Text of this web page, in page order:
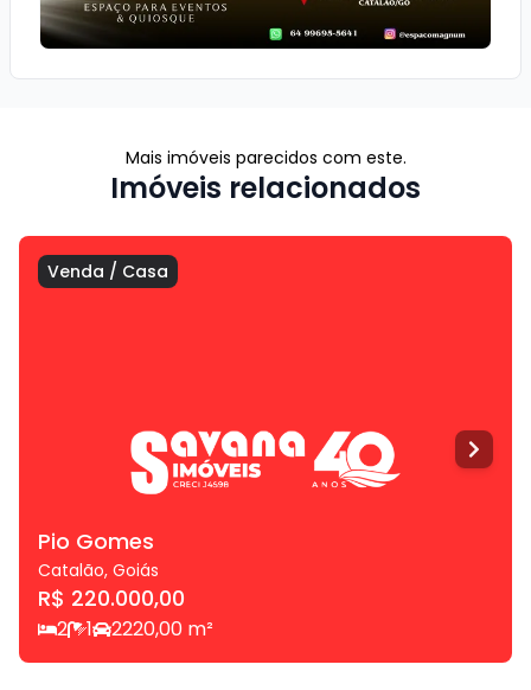
Mais imóveis parecidos com este.
Imóveis relacionados
Venda / Casa
Pio Gomes
Catalão, Goiás
R$ 220.000,00
2 1 2220,00 m²